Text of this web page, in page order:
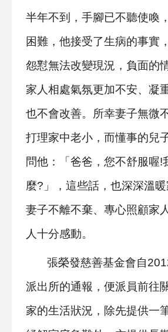
半年不到，手腳已不聽使喚
困難，他接受了生病的事實
怨懟無法改變現況，負面的
家人相處氣氛更加不安、凝
也不會改善。所幸妻子無微
打理家中老小，而懂事的兒
問他：「爸爸，您不舒服喔!
麼?」，這些話，也深深溫
妻子不離不棄、專心照顧家
人十分感動。
張榮發慈善基金會自
派出所的通報，便派員前往
家的生活狀況，除先提供一